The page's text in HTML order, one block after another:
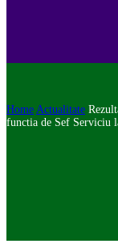
Home Actualitate
functia de Sef Serviciu